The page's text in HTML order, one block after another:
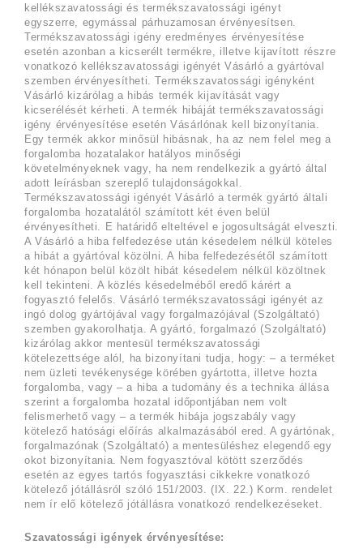
kellékszavatossági és termékszavatossági igényt
egyszerre, egymással párhuzamosan érvényesítsen.
Termékszavatossági igény eredményes érvényesítése
esetén azonban a kicserélt termékre, illetve kijavított részre
vonatkozó kellékszavatossági igényét Vásárló a gyártóval
szemben érvényesítheti. Termékszavatossági igényként
Vásárló kizárólag a hibás termék kijavítását vagy
kicserélését kérheti. A termék hibáját termékszavatossági
igény érvényesítése esetén Vásárlónak kell bizonyítania.
Egy termék akkor minősül hibásnak, ha az nem felel meg a
forgalomba hozatalakor hatályos minőségi
követelményeknek vagy, ha nem rendelkezik a gyártó által
adott leírásban szereplő tulajdonságokkal.
Termékszavatossági igényét Vásárló a termék gyártó általi
forgalomba hozatalától számított két éven belül
érvényesítheti. E határidő elteltével e jogosultságát elveszti.
A Vásárló a hiba felfedezése után késedelem nélkül köteles
a hibát a gyártóval közölni. A hiba felfedezésétől számított
két hónapon belül közölt hibát késedelem nélkül közöltnek
kell tekinteni. A közlés késedelméből eredő kárért a
fogyasztó felelős. Vásárló termékszavatossági igényét az
ingó dolog gyártójával vagy forgalmazójával (Szolgáltató)
szemben gyakorolhatja. A gyártó, forgalmazó (Szolgáltató)
kizárólag akkor mentesül termékszavatossági
kötelezettsége alól, ha bizonyítani tudja, hogy: – a terméket
nem üzleti tevékenysége körében gyártotta, illetve hozta
forgalomba, vagy – a hiba a tudomány és a technika állása
szerint a forgalomba hozatal időpontjában nem volt
felismerhető vagy – a termék hibája jogszabály vagy
kötelező hatósági előírás alkalmazásából ered. A gyártónak,
forgalmazónak (Szolgáltató) a mentesüléshez elegendő egy
okot bizonyítania. Nem fogyasztóval kötött szerződés
esetén az egyes tartós fogyasztási cikkekre vonatkozó
kötelező jótállásról szóló 151/2003. (IX. 22.) Korm. rendelet
nem ír elő kötelező jótállásra vonatkozó rendelkezéseket.
Szavatossági igények érvényesítése: